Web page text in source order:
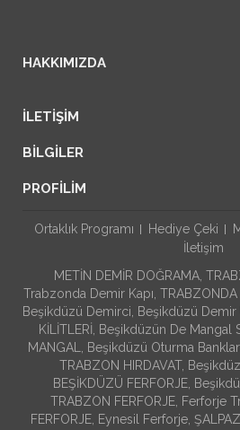
HAKKIMIZDA
İLETIŞIM
BILGILER
PROFILIM
Ortaklık Programı Hediye Çeki
İletişim
METİN DEMİR DOĞRAMA,
Trabzonda Demir Kapı, TRABZONDA
Beşikdüzü Demirci, Beşikdüzü Demir
KİLİTLERİ, Beşikdüzün De Mangal
MANGAL, Beşikdüzü Oturma
TRABZON HIRDAVAT,
BEŞİKDÜZÜ FERFORJE,
TRABZON FERFORJE, Ferforje
FERFORJE, Eynesil Ferforje,